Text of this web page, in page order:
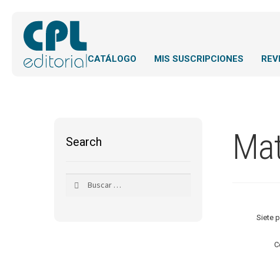
CATÁLOGO MIS SUSCRIPCIONES
Siete
Search